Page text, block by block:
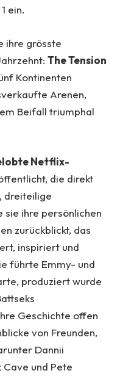
ein.
ihre grösste
The Tension
Kontinenten
Arenen,
Beifall triumphal
Netflix-
die direkt
dreiteilige
sie ihre persönlichen
zurückblickt, das
inspiriert und
führte Emmy- und
produziert wurde
Geschichte offen
von Freunden,
Dannii
Cave und Pete